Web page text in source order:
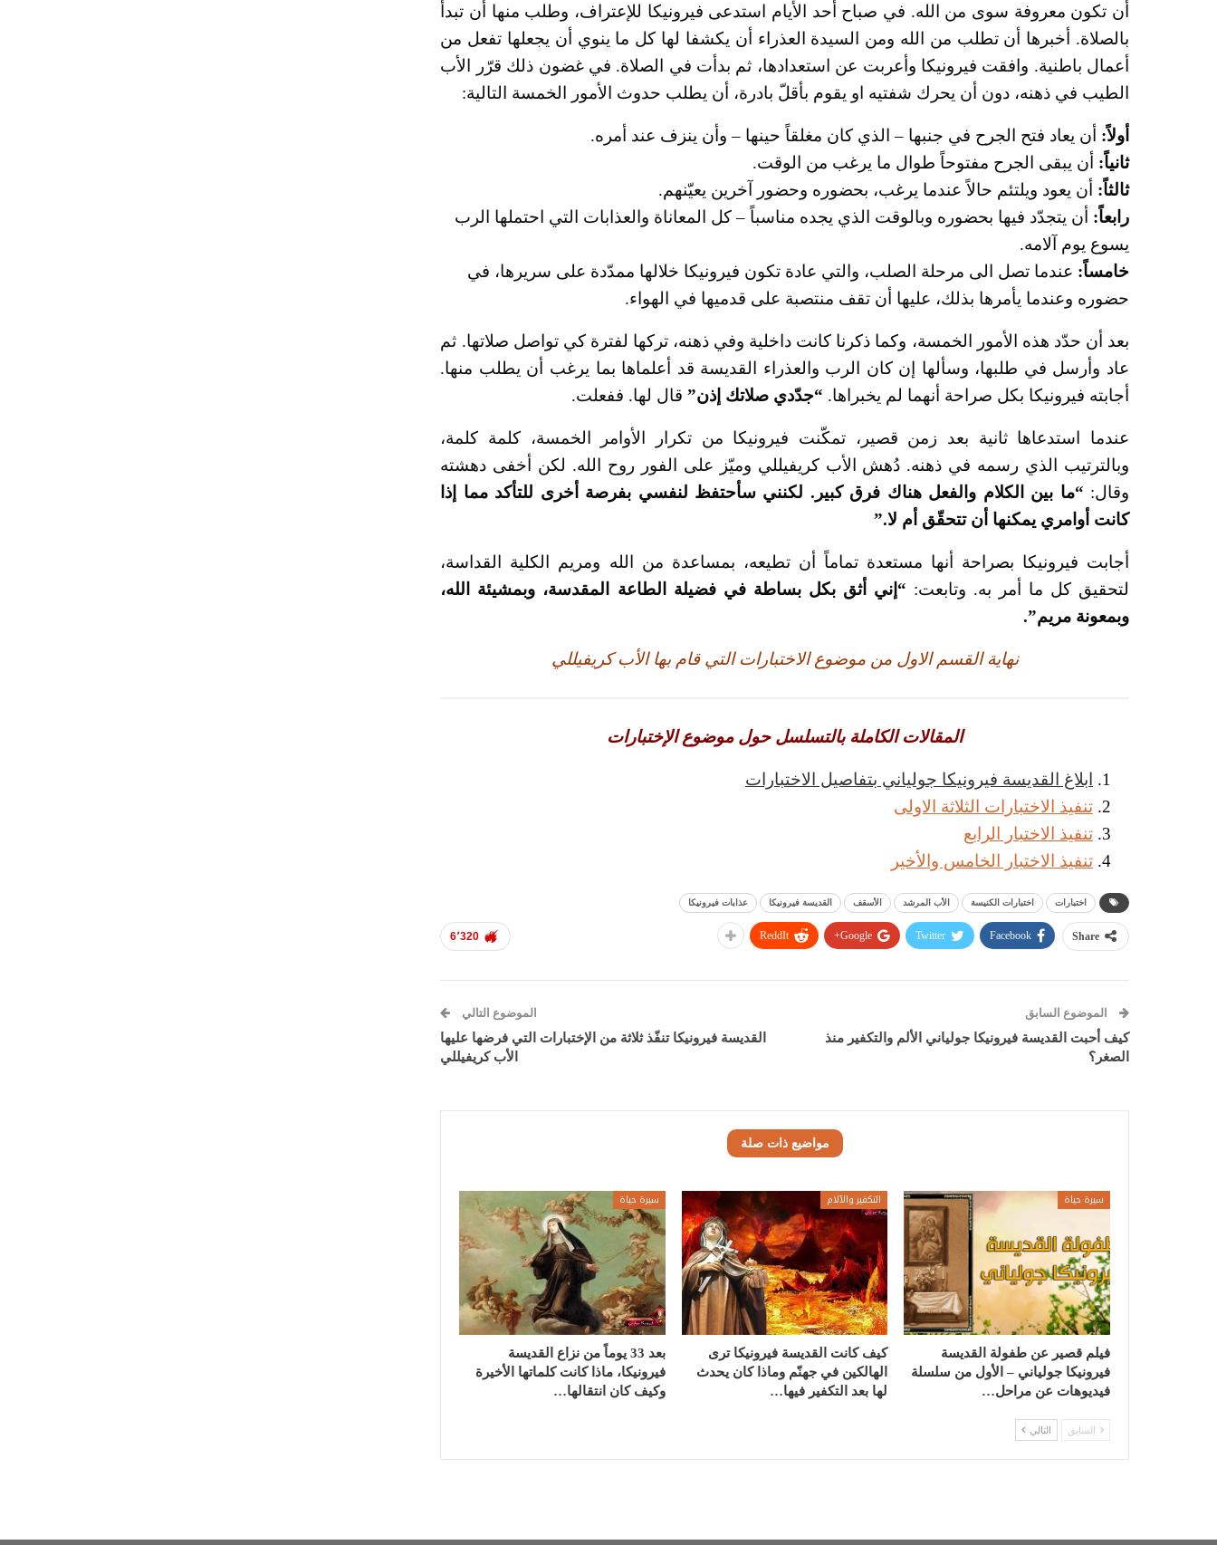
أن تكون معروفة سوى من الله. في صباح أحد الأيام استدعى فيرونيكا للإعتراف، وطلب منها أن تبدأ
بالصلاة. أخبرها أن تطلب من الله ومن السيدة العذراء أن يكشفا لها كل ما ينوي أن يجعلها تفعل من
أعمال باطنية. وافقت فيرونيكا وأعربت عن استعدادها، ثم بدأت في الصلاة. في غضون ذلك قرّر الأب
الطيب في ذهنه، دون أن يحرك شفتيه او يقوم بأقلّ بادرة، أن يطلب حدوث الأمور الخمسة التالية:
أولاً: أن يعاد فتح الجرح في جنبها – الذي كان مغلقاً حينها – وأن ينزف عند أمره.
ثانياً: أن يبقى الجرح مفتوحاً طوال ما يرغب من الوقت.
ثالثاً: أن يعود ويلتئم حالاً عندما يرغب، بحضوره وحضور آخرين يعيّنهم.
رابعاً: أن يتجدّد فيها بحضوره وبالوقت الذي يجده مناسباً – كل المعاناة والعذابات التي احتملها الرب
يسوع يوم آلامه.
خامساً: عندما تصل الى مرحلة الصلب، والتي عادة تكون فيرونيكا خلالها ممدّدة على سريرها، في
حضوره وعندما يأمرها بذلك، عليها أن تقف منتصبة على قدميها في الهواء.
بعد أن حدّد هذه الأمور الخمسة، وكما ذكرنا كانت داخلية وفي ذهنه، تركها لفترة كي تواصل صلاتها. ثم
عاد وأرسل في طلبها، وسألها إن كان الرب والعذراء القديسة قد أعلماها بما يرغب أن يطلب منها.
أجابته فيرونيكا بكل صراحة أنهما لم يخبراها. “جدّدي صلاتك إذن” قال لها. ففعلت.
عندما استدعاها ثانية بعد زمن قصير، تمكّنت فيرونيكا من تكرار الأوامر الخمسة، كلمة كلمة،
وبالترتيب الذي رسمه في ذهنه. دُهش الأب كريفيللي وميّز على الفور روح الله. لكن أخفى دهشته
وقال: “ما بين الكلام والفعل هناك فرق كبير. لكنني سأحتفظ لنفسي بفرصة أخرى للتأكد مما إذا
كانت أوامري يمكنها أن تتحقّق أم لا.”
أجابت فيرونيكا بصراحة أنها مستعدة تماماً أن تطيعه، بمساعدة من الله ومريم الكلية القداسة،
لتحقيق كل ما أمر به. وتابعت: “إني أثق بكل بساطة في فضيلة الطاعة المقدسة، وبمشيئة الله،
وبمعونة مريم”.
نهاية القسم الاول من موضوع الاختبارات التي قام بها الأب كريفيللي
المقالات الكاملة بالتسلسل حول موضوع الإختبارات
ابلاغ القديسة فيرونيكا جولياني بتفاصيل الاختبارات
تنفيذ الاختبارات الثلاثة الاولى
تنفيذ الاختبار الرابع
تنفيذ الاختبار الخامس والأخير
اختبارات اختبارات الكنيسة الأب المرشد الأسقف القديسة فيرونيكا عذابات فيرونيكا
6٬320 Share
Facebook
Twitter
Google+
ReddIt
الموضوع السابق
كيف أحبت القديسة فيرونيكا جولياني الألم والتكفير منذ
الصغر؟
الموضوع التالي
القديسة فيرونيكا تنفّذ ثلاثة من الإختبارات التي فرضها عليها
الأب كريفيللي
مواضيع ذات صلة
سيرة حياة
فيلم قصير عن طفولة القديسة
فيرونيكا جولياني – الأول من سلسلة
فيديوهات عن مراحل…
التكفير والآلام
كيف كانت القديسة فيرونيكا ترى
الهالكين في جهنّم وماذا كان يحدث
لها بعد التكفير فيها…
سيرة حياة
بعد 33 يوماً من نزاع القديسة
فيرونيكا، ماذا كانت كلماتها الأخيرة
وكيف كان انتقالها…
السابق التالي